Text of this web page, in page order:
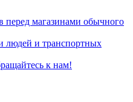
перед магазинами обычного
людей и транспортных
к нам!